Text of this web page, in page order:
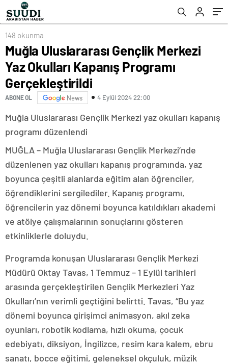
148 okunma
Muğla Uluslararası Gençlik Merkezi
Yaz Okulları Kapanış Programı
Gerçekleştirildi
ABONE OL News 4 Eylül 2024 22:00
Muğla Uluslararası Gençlik Merkezi yaz okulları kapanış
programı düzenlendi
MUĞLA – Muğla Uluslararası Gençlik Merkezi’nde
düzenlenen yaz okulları kapanış programında, yaz
boyunca çeşitli alanlarda eğitim alan öğrenciler,
öğrendiklerini sergilediler. Kapanış programı,
öğrencilerin yaz dönemi boyunca katıldıkları akademi
ve atölye çalışmalarının sonuçlarını gösteren
etkinliklerle doluydu.
Programda konuşan Uluslararası Gençlik Merkezi
Müdürü Oktay Tavas, 1 Temmuz – 1 Eylül tarihleri
arasında gerçekleştirilen Gençlik Merkezleri Yaz
Okulları’nın verimli geçtiğini belirtti. Tavas, “Bu yaz
dönemi boyunca girişimci animasyon, akıl zeka
oyunları, robotik kodlama, hızlı okuma, çocuk
edebiyatı, diksiyon, İngilizce, resim kara kalem, ebru
sanatı, bocce eğitimi, geleneksel okçuluk, müzik